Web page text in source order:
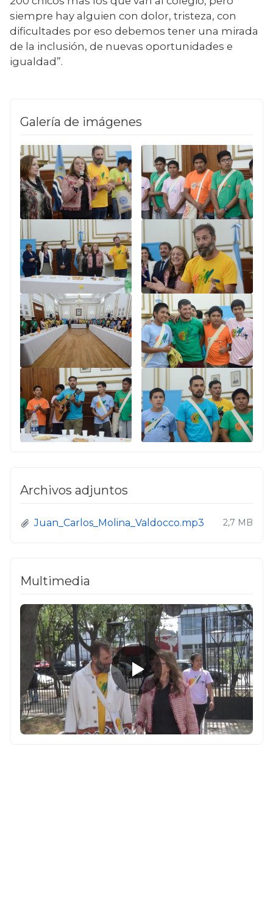
siempre hay alguien con dolor, tristeza, con
dificultades por eso debemos tener una mirada
de la inclusión, de nuevas oportunidades e
igualdad”.
Galería de imágenes
Archivos adjuntos
Juan_Carlos_Molina_Valdocco.mp3 2,7 MB
Multimedia